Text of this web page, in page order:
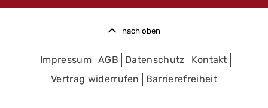
nach oben
Impressum AGB Datenschutz
Kontakt
Vertrag widerrufen
Barrierefreiheit